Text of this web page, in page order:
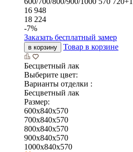
16 948
18 224
-7%
Заказать бесплатный замер
в корзину Товар в корзине
Бесцветный лак
Выберите цвет:
Варианты отделки :
Бесцветный лак
Размер:
600x840x570
700x840x570
800x840x570
900x840x570
1000x840x570